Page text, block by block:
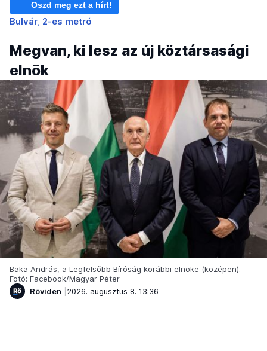
Oszd meg ezt a hírt!
Bulvár 2-es metró
Megvan, ki lesz az új köztársasági
elnök
Baka András, a Legfelsőbb Bíróság korábbi elnöke (középen).
Fotó: Facebook/Magyar Péter
Röviden
2026. augusztus 8. 13:36